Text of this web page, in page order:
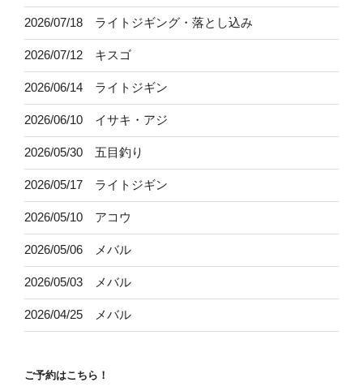
2026/07/18 ライトジギング・落とし込み
2026/07/12 キスゴ
2026/06/14 ライトジギン
2026/06/10 イサキ・アジ
2026/05/30 五目釣り
2026/05/17 ライトジギン
2026/05/10 アコウ
2026/05/06 メバル
2026/05/03 メバル
2026/04/25 メバル
ご予約はこちら！